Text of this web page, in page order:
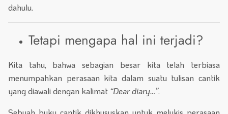
dahulu.
Tetapi mengapa hal ini terjadi?
Kita tahu, bahwa sebagian besar kita telah terbiasa
menumpahkan perasaan kita dalam suatu tulisan cantik
yang diawali dengan kalimat “Dear diary…”.